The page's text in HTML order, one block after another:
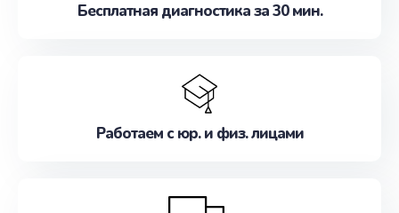
Бесплатная диагностика за 30 мин.
Работаем с юр. и физ. лицами